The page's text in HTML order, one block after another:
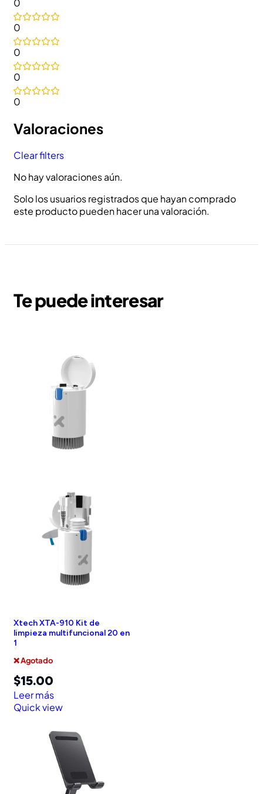
0
0
0
0
0
Valoraciones
Clear filters
No hay valoraciones aún.
Solo los usuarios registrados que hayan comprado
este producto pueden hacer una valoración.
Te puede interesar
Xtech XTA-910 Kit de
limpieza multifuncional 20 en
1
❌ Agotado
$15.00
Leer más
Quick view